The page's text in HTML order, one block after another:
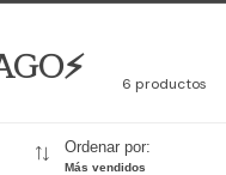
6 productos
Ordenar por:
Más vendidos